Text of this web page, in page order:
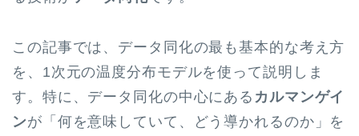
この記事では、データ同化の最も基本的な考え方
を、1次元の温度分布モデルを使って説明しま
す。特に、データ同化の中心にある カルマンゲイ
ンが「何を意味していて、どう導かれるのか」を